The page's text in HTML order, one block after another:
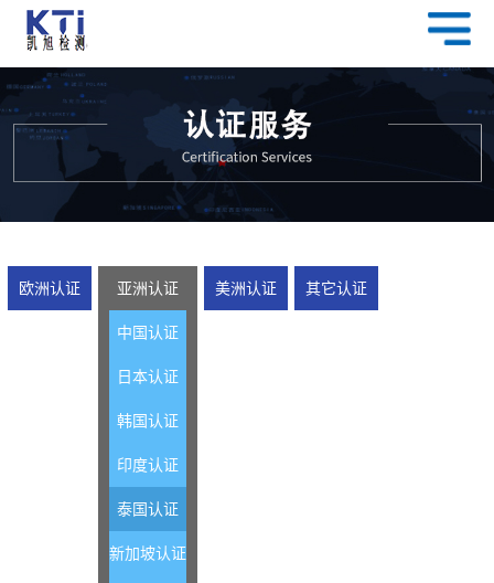
欧洲认证 亚洲认证
中国认证
日本认证
韩国认证
印度认证
泰国认证
新加坡认证
美洲认证 其它认证